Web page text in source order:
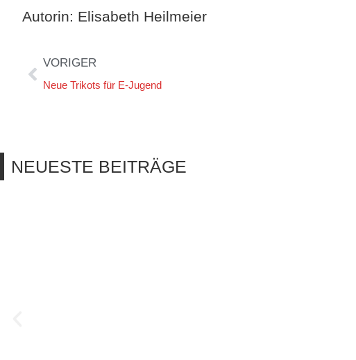
Autorin: Elisabeth Heilmeier
VORIGER
Neue Trikots für E-Jugend
NEUESTE BEITRÄGE